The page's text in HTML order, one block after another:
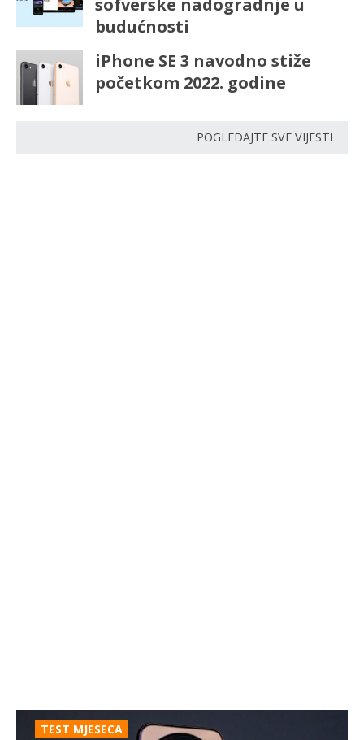
sofverske nadogradnje u
budućnosti
iPhone SE 3 navodno stiže
početkom 2022. godine
POGLEDAJTE SVE VIJESTI
TEST MJESECA